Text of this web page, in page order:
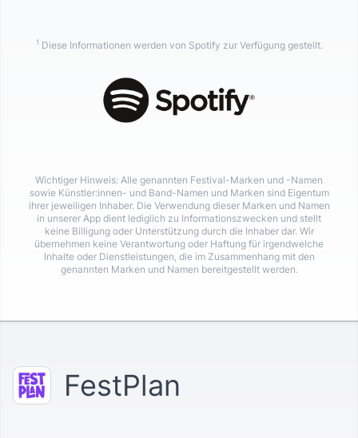
1 Diese Informationen werden von Spotify zur Verfügung gestellt.
Wichtiger Hinweis: Alle genannten Festival-Marken und -Namen
sowie Künstler:innen- und Band-Namen und Marken sind Eigentum
ihrer jeweiligen Inhaber. Die Verwendung dieser Marken und Namen
in unserer App dient lediglich zu Informationszwecken und stellt
keine Billigung oder Unterstützung durch die Inhaber dar. Wir
übernehmen keine Verantwortung oder Haftung für irgendwelche
Inhalte oder Dienstleistungen, die im Zusammenhang mit den
genannten Marken und Namen bereitgestellt werden.
FestPlan